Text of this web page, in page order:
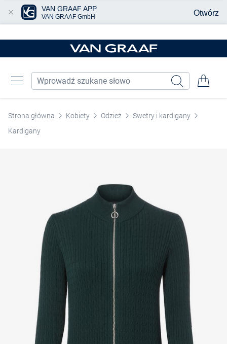
Strona główna Kobiety Odzież
Swetry i kardigany
Kardigany
VAN GRAAF APP
VAN GRAAF GmbH Otwórz